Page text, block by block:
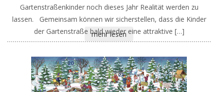
Gartenstraßenkinder noch dieses Jahr Realität werden zu
lassen. Gemeinsam können wir sicherstellen, dass die Kinder
der Gartenstraße bald wieder eine attraktive […]
mehr lesen